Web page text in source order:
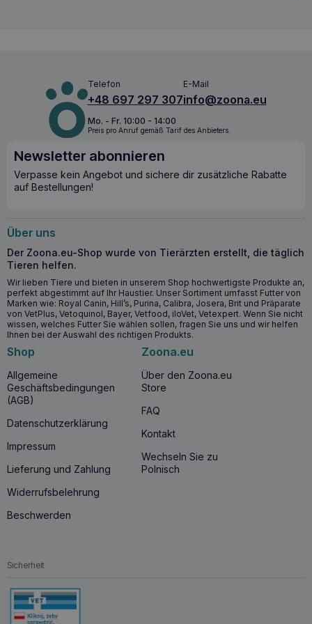
Telefon
+48 697 297 307
E-Mail
info@zoona.eu
Mo. - Fr. 10:00 - 14:00
Preis pro Anruf gemäß Tarif des Anbieters.
Newsletter abonnieren
Verpasse kein Angebot und sichere dir zusätzliche Rabatte
auf Bestellungen!
Über uns
Der Zoona.eu-Shop wurde von Tierärzten erstellt, die täglich
Tieren helfen.
Wir lieben Tiere und bieten in unserem Shop hochwertigste Produkte an,
perfekt abgestimmt auf Ihr Haustier. Unser Sortiment umfasst Futter von
Marken wie: Royal Canin, Hill’s, Purina, Calibra, Josera, Brit und Präparate
von VetPlus, Vetoquinol, Bayer, Vetfood, iloVet, Vetexpert. Wenn Sie nicht
wissen, welches Futter Sie wählen sollen, fragen Sie uns und wir helfen
Ihnen bei der Auswahl des richtigen Produkts.
Shop
Allgemeine
Geschäftsbedingungen
(AGB)
Datenschutzerklärung
Impressum
Lieferung und Zahlung
Widerrufsbelehrung
Beschwerden
Zoona.eu
Über den Zoona.eu
Store
FAQ
Kontakt
Wechseln Sie zu
Polnisch
Sicherheit